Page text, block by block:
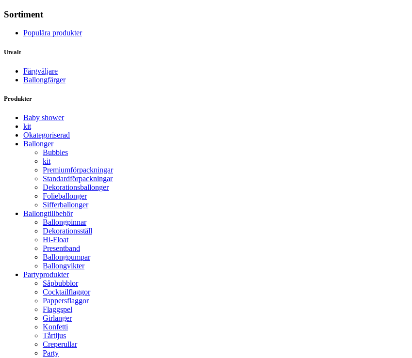
Sortiment
Populära produkter
Utvalt
Färgväljare
Ballongfärger
Produkter
Baby shower
kit
Okategoriserad
Ballonger
Bubbles
kit
Premium­förpackningar
Standard­­förpackningar
Dekorations­ballonger
Folie­­­ballonger
Siffer­­ballonger
Ballong­tillbehör
Ballongpinnar
Dekorationsställ
Hi-Float
Presentband
Ballongpumpar
Ballong­vikter
Party­­produkter
Såpbubblor
Cocktail­flaggor
Pappers­flaggor
Flaggspel
Girlanger
Konfetti
Tårtljus
Creperullar
Party